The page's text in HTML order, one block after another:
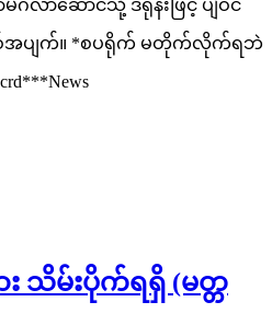
လာဆောင်သို့ ဒရုန်းဖြင့် ပျံဝင်
အပျက်။ *စပရိုက် မတိုက်လိုက်ရဘဲ
း သိမ်းပိုက်ရရှိ (မတ္တ